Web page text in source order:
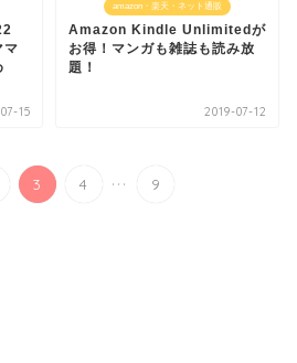
マ
15
amazon・楽天・ネット通販
Amazon Kindle Unlimitedが
お得！マンガも雑誌も読み放
題！
2019-07-12
3 4 ... 9